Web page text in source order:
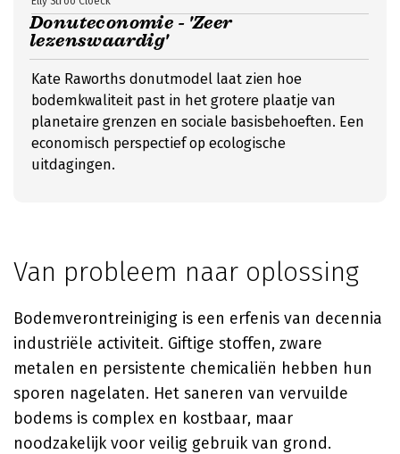
Donuteconomie - 'Zeer
lezenswaardig'
Kate Raworths donutmodel laat zien hoe
bodemkwaliteit past in het grotere plaatje van
planetaire grenzen en sociale basisbehoeften. Een
economisch perspectief op ecologische
uitdagingen.
Van probleem naar oplossing
Bodemverontreiniging is een erfenis van decennia
industriële activiteit. Giftige stoffen, zware
metalen en persistente chemicaliën hebben hun
sporen nagelaten. Het saneren van vervuilde
bodems is complex en kostbaar, maar
noodzakelijk voor veilig gebruik van grond.